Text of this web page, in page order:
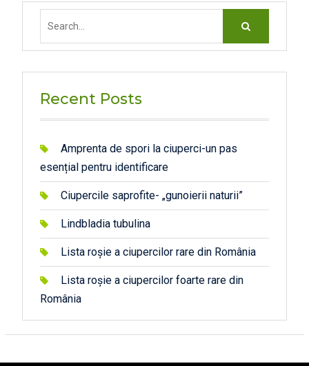
Recent Posts
Amprenta de spori la ciuperci-un pas
esențial pentru identificare
Ciupercile saprofite- „gunoierii naturii”
Lindbladia tubulina
Lista roșie a ciupercilor rare din România
Lista roșie a ciupercilor foarte rare din
România